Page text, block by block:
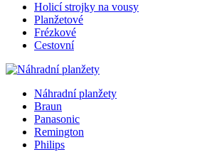
Holicí strojky na vousy
Planžetové
Frézkové
Cestovní
Náhradní planžety
Braun
Panasonic
Remington
Philips